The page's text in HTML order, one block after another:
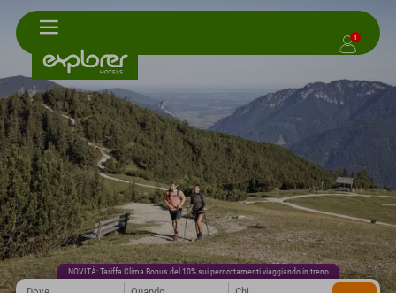
1
NOVITÀ: Tariffa Clima Bonus del 10% sui pernottamenti viaggiando in treno